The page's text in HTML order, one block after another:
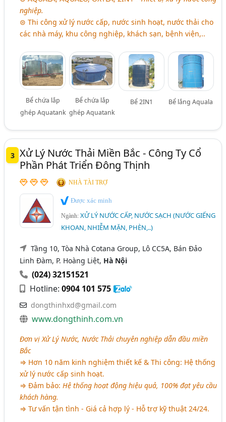
nghiệp.
⊜ Thi công xử lý nước cấp, nước sinh hoạt, nước thải cho
các nhà máy, khu công nghiệp, khách sạn, bệnh viện,..
Bể chứa lắp
ghép Aquatank
Bể chứa lắp
ghép Aquatank
Bể 2IN1 Bể lắng Aquala
3 Xử Lý Nước Thải Miền Bắc - Công Ty Cổ
Phần Phát Triển Đông Thịnh
NHÀ TÀI TRỢ
Được xác minh
Ngành:XỬ LÝ NƯỚC CẤP, NƯỚC SẠCH (NƯỚC GIẾNG
KHOAN, NHIỄM MẶN, PHÈN,..)
Tầng 10, Tòa Nhà Cotana Group, Lô CC5A, Bán Đảo
Linh Đàm, P. Hoàng Liệt, Hà Nội
(024) 32151521
Hotline:0904 101 575
dongthinhxd@gmail.com
www.dongthinh.com.vn
Đơn vị Xử Lý Nước, Nước Thải chuyên nghiệp dẫn đầu miền
Bắc
⇒ Hơn 10 năm kinh nghiệm thiết kế & Thi công: Hệ thống
xử lý nước cấp sinh hoạt.
⇒ Đảm bảo: Hệ thống hoạt động hiệu quả, 100% đạt yêu cầu
khách hàng.
⇒ Tư vấn tận tình - Giá cả hợp lý - Hỗ trợ kỹ thuật 24/24.